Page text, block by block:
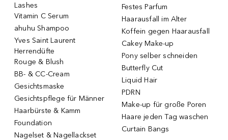
Lashes
Vitamin C Serum
ahuhu Shampoo
Yves Saint Laurent
Herrendüfte
Rouge & Blush
BB- & CC-Cream
Gesichtsmaske
Gesichtspflege für Männer
Haarbürste & Kamm
Foundation
Nagelset & Nagellackset
Festes Parfum
Haarausfall im Alter
Koffein gegen Haarausfall
Cakey Make-up
Pony selber schneiden
Butterfly Cut
Liquid Hair
PDRN
Make-up für große Poren
Haare jeden Tag waschen
Curtain Bangs